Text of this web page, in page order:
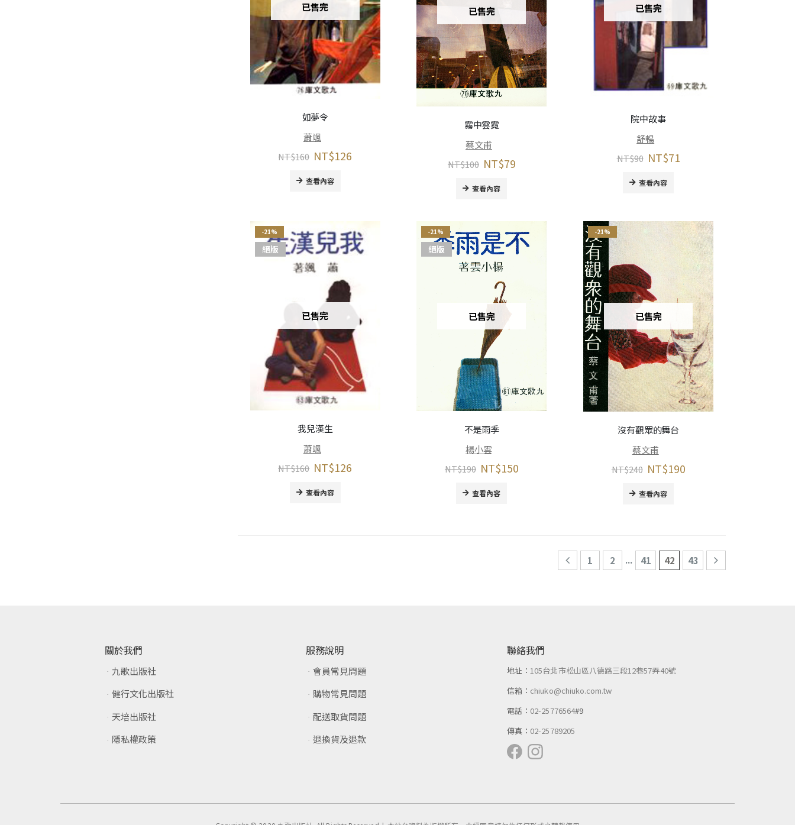
已售完
如夢令
蕭颯
NT$160 NT$126
查看內容
已售完
霧中雲霓
蔡文甫
NT$100 NT$79
查看內容
已售完
院中故事
舒暢
NT$90 NT$71
查看內容
-21%
已售完
絕版
我兒漢生
蕭颯
NT$160 NT$126
查看內容
-21%
已售完
絕版
不是雨季
楊小雲
NT$190 NT$150
查看內容
-21%
已售完
沒有觀眾的舞台
蔡文甫
NT$240 NT$190
查看內容
1 2 ... 41 42 43
關於我們
九歌出版社
健行文化出版社
天培出版社
隱私權政策
服務說明
會員常見問題
購物常見問題
配送取貨問題
退換貨及退款
聯絡我們
地址：105台北市松山區八德路三段12巷57弄40號
信箱： chiuko@chiuko.com.tw
電話： 02-25776564#9
傳真： 02-25789205